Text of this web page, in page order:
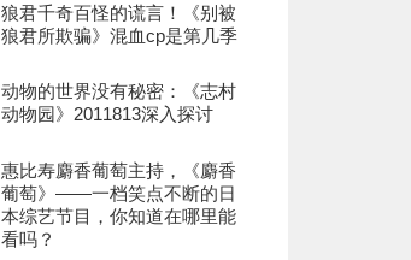
狼君千奇百怪的谎言！《别被
狼君所欺骗》混血cp是第几季
动物的世界没有秘密：《志村
动物园》2011813深入探讨
惠比寿麝香葡萄主持，《麝香
葡萄》——一档笑点不断的日
本综艺节目，你知道在哪里能
看吗？